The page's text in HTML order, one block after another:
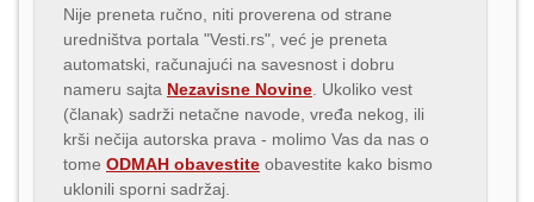
Nije preneta ručno, niti proverena od strane
uredništva portala "Vesti.rs", već je preneta
automatski, računajući na savesnost i dobru
nameru sajta Nezavisne Novine . Ukoliko vest
(članak) sadrži netačne navode, vređa nekog, ili
krši nečija autorska prava - molimo Vas da nas o
tome ODMAH obavestite obavestite kako bismo
uklonili sporni sadržaj.